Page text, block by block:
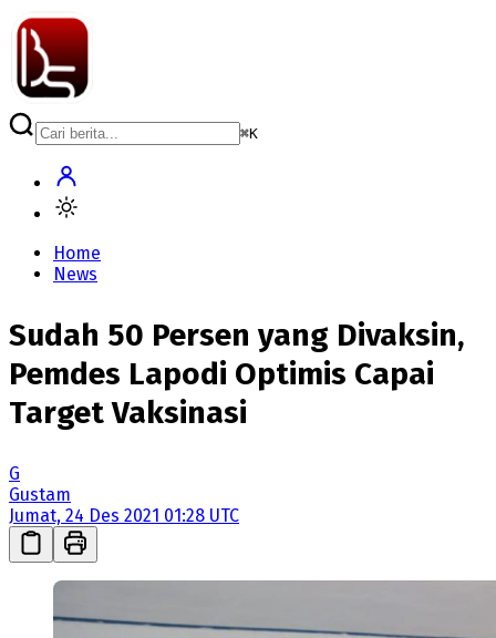
⌘K
Home
News
Sudah 50 Persen yang Divaksin,
Pemdes Lapodi Optimis Capai
Target Vaksinasi
G
Gustam
Jumat, 24 Des 2021 01:28 UTC